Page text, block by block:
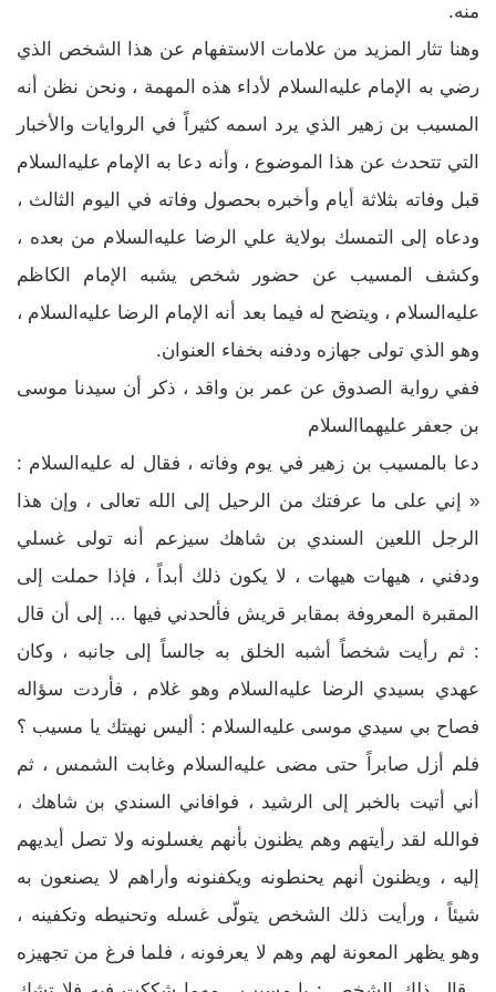
منه.
وهنا تثار المزيد من علامات الاستفهام عن هذا الشخص الذي
رضي به الإمام عليه‌السلام لأداء هذه المهمة ، ونحن نظن أنه
المسيب بن زهير الذي يرد اسمه كثيراً في الروايات والأخبار
التي تتحدث عن هذا الموضوع ، وأنه دعا به الإمام عليه‌السلام
قبل وفاته بثلاثة أيام وأخبره بحصول وفاته في اليوم الثالث ،
ودعاه إلى التمسك بولاية علي الرضا عليه‌السلام من بعده ،
وكشف المسيب عن حضور شخص يشبه الإمام الكاظم
عليه‌السلام ، ويتضح له فيما بعد أنه الإمام الرضا عليه‌السلام ،
وهو الذي تولى جهازه ودفنه بخفاء العنوان.
ففي رواية الصدوق عن عمر بن واقد ، ذكر أن سيدنا موسى
بن جعفر عليهما‌السلام
دعا بالمسيب بن زهير في يوم وفاته ، فقال له عليه‌السلام :
« إني على ما عرفتك من الرحيل إلى الله تعالى ، وإن هذا
الرجل اللعين السندي بن شاهك سيزعم أنه تولى غسلي
ودفني ، هيهات هيهات ، لا يكون ذلك أبداً ، فإذا حملت إلى
المقبرة المعروفة بمقابر قريش فألحدني فيها ... إلى أن قال
: ثم رأيت شخصاً أشبه الخلق به جالساً إلى جانبه ، وكان
عهدي بسيدي الرضا عليه‌السلام وهو غلام ، فأردت سؤاله
فصاح بي سيدي موسى عليه‌السلام : أليس نهيتك يا مسيب ؟
فلم أزل صابراً حتى مضى عليه‌السلام وغابت الشمس ، ثم
أني أتيت بالخبر إلى الرشيد ، فوافاني السندي بن شاهك ،
فوالله لقد رأيتهم وهم يظنون بأنهم يغسلونه ولا تصل أيديهم
إليه ، ويظنون أنهم يحنطونه ويكفنونه وأراهم لا يصنعون به
شيئاً ، ورأيت ذلك الشخص يتولّى غسله وتحنيطه وتكفينه ،
وهو يظهر المعونة لهم وهم لا يعرفونه ، فلما فرغ من تجهيزه